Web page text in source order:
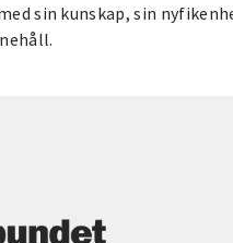
sin kunskap, sin